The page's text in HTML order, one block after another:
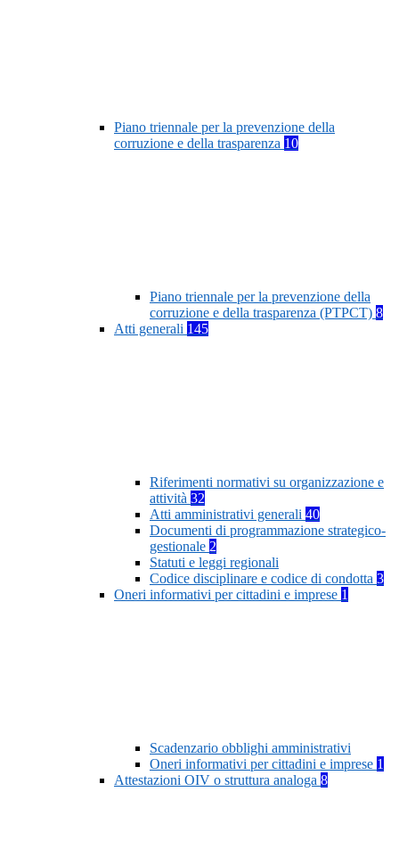
Piano triennale per la prevenzione della
corruzione e della trasparenza 10
Piano triennale per la prevenzione della
corruzione e della trasparenza (PTPCT) 8
Atti generali 145
Riferimenti normativi su organizzazione e
attività 32
Atti amministrativi generali 40
Documenti di programmazione strategico-
gestionale 2
Statuti e leggi regionali
Codice disciplinare e codice di condotta 3
Oneri informativi per cittadini e imprese 1
Scadenzario obblighi amministrativi
Oneri informativi per cittadini e imprese 1
Attestazioni OIV o struttura analoga 8